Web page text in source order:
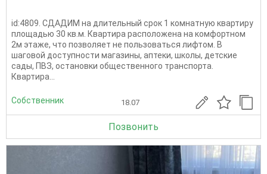
id:4809. СДАДИМ на длительный срок 1 комнатную квартиру
площадью 30 кв.м. Квартира расположена на комфортном
2м этаже, что позволяет не пользоваться лифтом. В
шаговой доступности магазины, аптеки, школы, детские
сады, ПВЗ, остановки общественного транспорта.
Квартира...
Собственник 18.07
Позвонить